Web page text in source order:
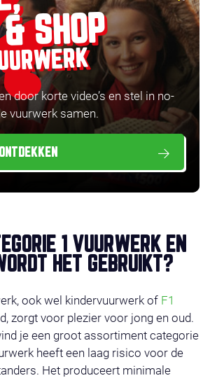
SHOP
door korte video’s en stel in no-
vuurwerk samen.
1 VUURWERK EN
HET GEBRUIKT?
ook wel kindervuurwerk of F1
zorgt voor plezier voor jong en oud.
je een groot assortiment categorie
heeft een laag risico voor de
Het produceert minimale